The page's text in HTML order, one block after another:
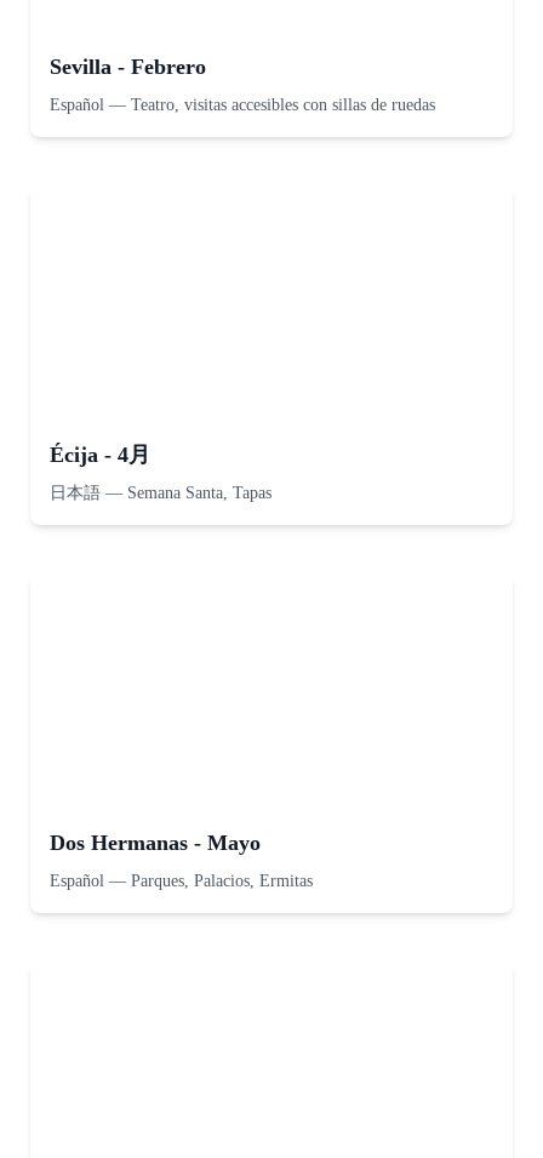
Sevilla - Febrero
Español — Teatro, visitas accesibles con sillas de ruedas
Écija - 4月
日本語 — Semana Santa, Tapas
Dos Hermanas - Mayo
Español — Parques, Palacios, Ermitas